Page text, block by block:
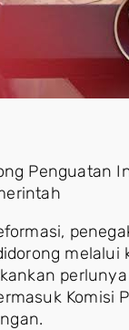
Penguatan
Komisi